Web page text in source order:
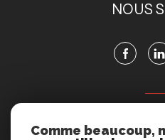
NOUS
VOTRE
ESPACE
Comme beaucoup,